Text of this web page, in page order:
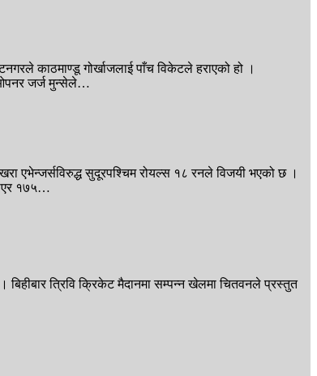
काठमाण्डू गोर्खाजलाई पाँच विकेटले हराएको हो ।
ओपनर जर्ज मुन्सेले…
एभेन्जर्सविरुद्ध सुदूरपश्चिम रोयल्स १८ रनले विजयी भएको छ ।
१७५…
त्रिवि क्रिकेट मैदानमा सम्पन्न खेलमा चितवनले प्रस्तुत